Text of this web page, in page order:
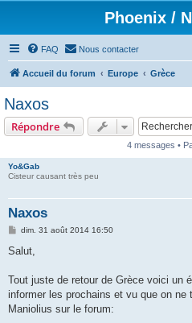
Phoenix /
FAQ Nous contacter
Accueil du forum Europe Grèce
Naxos
Répondre
4 messages •
Yo&Gab
Cisteur causant très peu
Naxos
M
s
g
dim. 31 août 2014 16:50
Salut,
Tout juste de retour de Grèce voici un
informer les prochains et vu que on ne
Maniolius sur le forum: